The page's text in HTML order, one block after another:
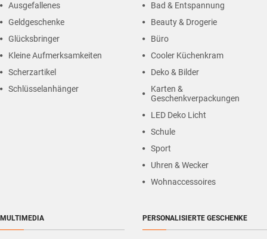
Ausgefallenes
Geldgeschenke
Glücksbringer
Kleine Aufmerksamkeiten
Scherzartikel
Schlüsselanhänger
Bad & Entspannung
Beauty & Drogerie
Büro
Cooler Küchenkram
Deko & Bilder
Karten &
Geschenkverpackungen
LED Deko Licht
Schule
Sport
Uhren & Wecker
Wohnaccessoires
MULTIMEDIA PERSONALISIERTE GESCHENKE